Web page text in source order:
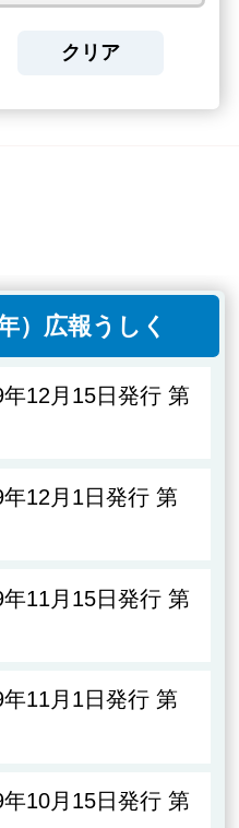
）広報うしく
12月15日発行 第
12月1日発行 第
11月15日発行 第
11月1日発行 第
10月15日発行 第